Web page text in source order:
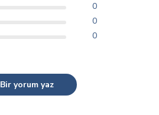
0
0
0
Bir yorum yaz